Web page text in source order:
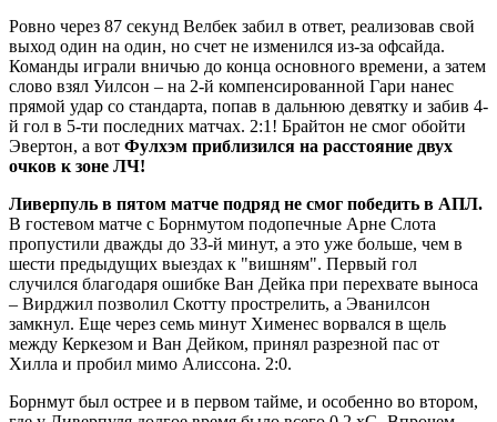
Ровно через 87 секунд Велбек забил в ответ, реализовав свой
выход один на один, но счет не изменился из-за офсайда.
Команды играли вничью до конца основного времени, а затем
слово взял Уилсон – на 2-й компенсированной Гари нанес
прямой удар со стандарта, попав в дальнюю девятку и забив 4-
й гол в 5-ти последних матчах. 2:1! Брайтон не смог обойти
Эвертон, а вот Фулхэм приблизился на расстояние двух
очков к зоне ЛЧ!
Ливерпуль в пятом матче подряд не смог победить в АПЛ.
В гостевом матче с Борнмутом подопечные Арне Слота
пропустили дважды до 33-й минут, а это уже больше, чем в
шести предыдущих выездах к "вишням". Первый гол
случился благодаря ошибке Ван Дейка при перехвате выноса
– Вирджил позволил Скотту прострелить, а Эванилсон
замкнул. Еще через семь минут Хименес ворвался в щель
между Керкезом и Ван Дейком, принял разрезной пас от
Хилла и пробил мимо Алиссона. 2:0.
Борнмут был острее и в первом тайме, и особенно во втором,